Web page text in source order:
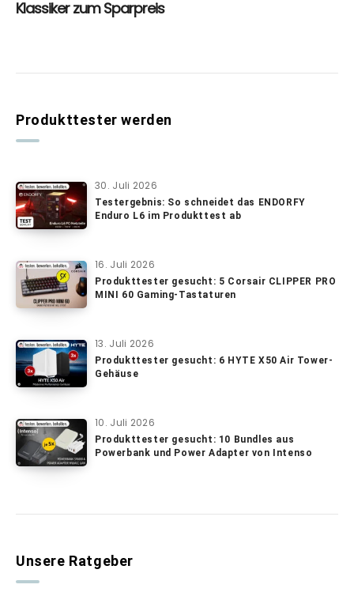
Produkttester werden
30. Juli 2026
Testergebnis: So schneidet das ENDORFY
Enduro L6 im Produkttest ab
16. Juli 2026
Produkttester gesucht: 5 Corsair CLIPPER PRO
MINI 60 Gaming-Tastaturen
13. Juli 2026
Produkttester gesucht: 6 HYTE X50 Air Tower-
Gehäuse
10. Juli 2026
Produkttester gesucht: 10 Bundles aus
Powerbank und Power Adapter von Intenso
Unsere Ratgeber